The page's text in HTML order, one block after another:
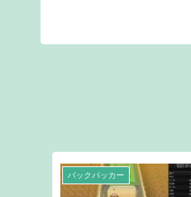
バックパッカー